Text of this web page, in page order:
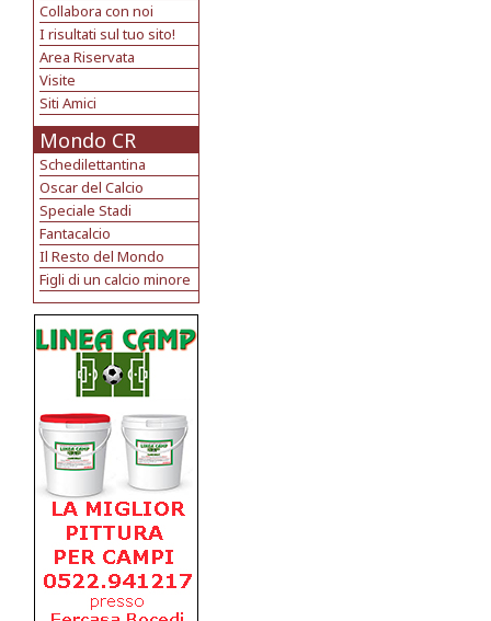
Collabora con noi
I risultati sul tuo sito!
Area Riservata
Visite
Siti Amici
Mondo CR
Schedilettantina
Oscar del Calcio
Speciale Stadi
Fantacalcio
Il Resto del Mondo
Figli di un calcio minore